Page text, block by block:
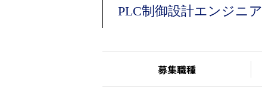
PLC制御設計エンジニア
募集職種